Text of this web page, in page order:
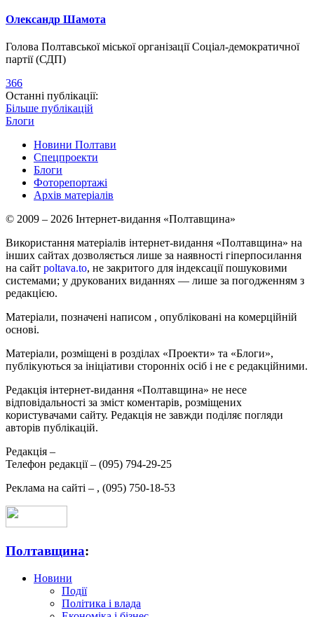
Олександр Шамота
Голова Полтавської міської організації Соціал-демократичної
партії (СДП)
366
Останні публікації:
Більше публікацій
Блоги
Новини Полтави
Спецпроекти
Блоги
Фоторепортажі
Архів матеріалів
© 2009 – 2026 Інтернет-видання «Полтавщина»
Використання матеріалів інтернет-видання «Полтавщина» на
інших сайтах дозволяється лише за наявності гіперпосилання
на сайт poltava.to, не закритого для індексації пошуковими
системами; у друкованих виданнях — лише за погодженням з
редакцією.
Матеріали, позначені написом , опубліковані на комерційній
основі.
Матеріали, розміщені в розділах «Проекти» та «Блоги»,
публікуються за ініціативи сторонніх осіб і не є редакційними.
Редакція інтернет-видання «Полтавщина» не несе
відповідальності за зміст коментарів, розміщених
користувачами сайту. Редакція не завжди поділяє погляди
авторів публікацій.
Редакція –
Телефон редакції – (095) 794-29-25
Реклама на сайті – , (095) 750-18-53
Полтавщина:
Новини
Події
Політика і влада